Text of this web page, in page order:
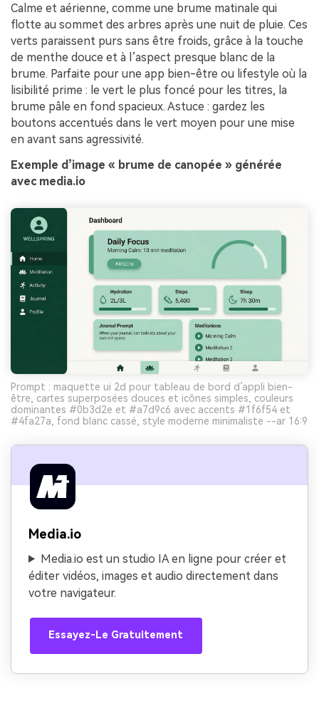
Calme et aérienne, comme une brume matinale qui
flotte au sommet des arbres après une nuit de pluie. Ces
verts paraissent purs sans être froids, grâce à la touche
de menthe douce et à l’aspect presque blanc de la
brume. Parfaite pour une app bien-être ou lifestyle où la
lisibilité prime : le vert le plus foncé pour les titres, la
brume pâle en fond spacieux. Astuce : gardez les
boutons accentués dans le vert moyen pour une mise
en avant sans agressivité.
Exemple d’image « brume de canopée » générée
avec media.io
Prompt : maquette ui 2d pour tableau de bord d’appli bien-
être, cartes superposées douces et icônes simples, couleurs
dominantes #0b3d2e et #a7d9c6 avec accents #1f6f54 et
#4fa27a, fond blanc cassé, style moderne minimaliste --ar 16:9
Media.io
Media.io est un studio IA en ligne pour créer et
éditer vidéos, images et audio directement dans
votre navigateur.
Essayez-Le Gratuitement